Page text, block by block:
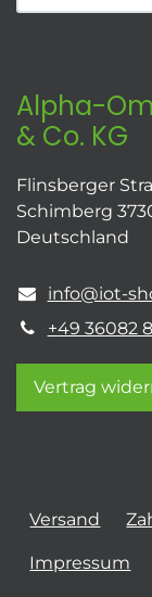
Alpha-
& Co. KG
Flinsberger
Schimberg
Deutschland
info@iot-
+49 36082
Vertrag
Versand
Impressum